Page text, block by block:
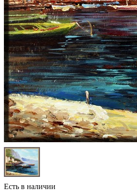
Есть в наличии